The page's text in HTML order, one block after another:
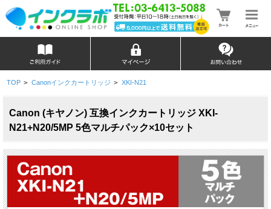
TOP > Canonインクカートリッジ > XKI-N21
Canon (キヤノン) 互換インクカートリッジ XKI-
N21+N20/5MP 5色マルチパック×10セット